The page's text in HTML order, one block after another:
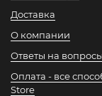
Доставка
О компании
Ответы на вопросы
Оплата - все
Store